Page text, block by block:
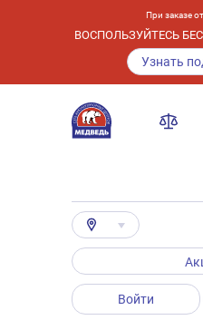
При заказе
ВОСПОЛЬЗУЙТЕСЬ
Узнать
Войти